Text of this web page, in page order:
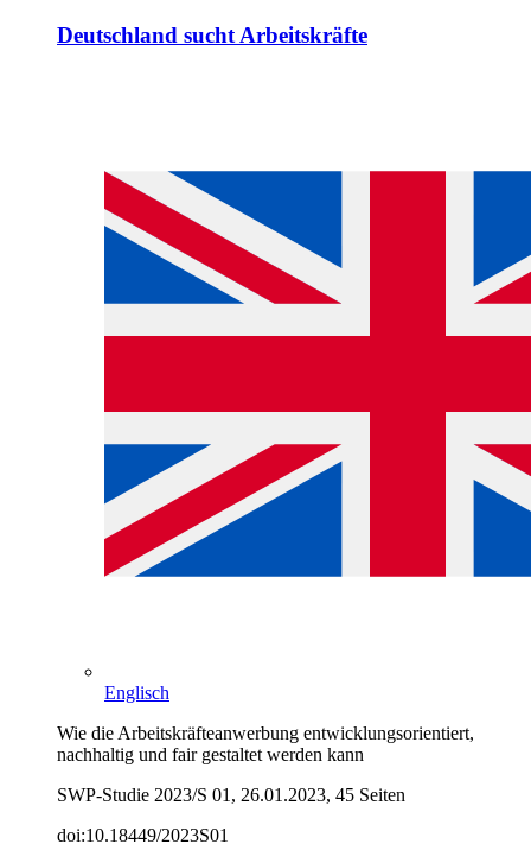
Deutschland sucht Arbeitskräfte
Englisch
Wie die Arbeitskräfteanwerbung entwicklungsorientiert,
nachhaltig und fair gestaltet werden kann
SWP-Studie 2023/S 01, 26.01.2023, 45 Seiten
doi:10.18449/2023S01